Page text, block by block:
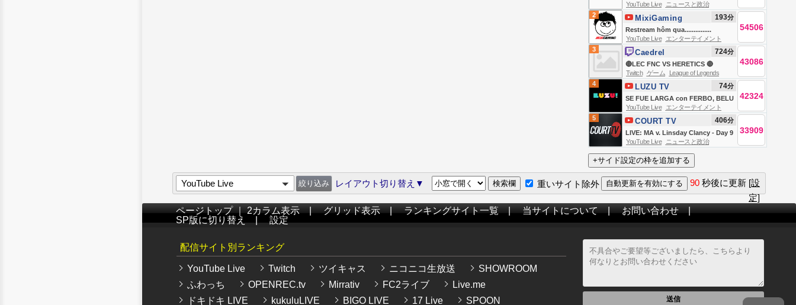
TRANSMISIÓN EN VIVO DE TODO
NOTICIAS
YouTube Live
ニュースと政治
2
Restream hôm qua...............
MixiGaming 193分
54506
YouTube Live
エンターテイメント
3
🔴LEC FNC VS HERETICS 🔴
Caedrel 724分
43086
Twitch ゲーム
League of Legends
4
SE FUE LARGA con FERBO, BELU
NEGRI, DOMI FAENA Y TEO D
´ELIA | EN VIVO
LUZU TV 74分
42324
YouTube Live
エンターテイメント
5
LIVE: MA v. Linsday Clancy - Day 9
| Accused Killer Mom Trial
COURT TV 406分
33909
YouTube Live ニュースと政治
YouTube Live レイアウト切り替え▼ 重いサイト除外 90 秒後に更新 [設
定]
ページトップ｜2カラム表示|グリッド表示|ランキングサイト一覧|当サイトについて|お問い合わせ|
SP版に切り替え
設定
配信サイト別ランキング
YouTube Live Twitch ツイキャス ニコニコ生放送
SHOWROOM
ふわっち
OPENREC.tv Mirrativ FC2ライブ
Live.me
ドキドキ LIVE
kukuluLIVE BIGO LIVE 17 Live SPOON 送信